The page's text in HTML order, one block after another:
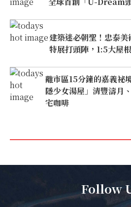
建築迷必朝聖！忠泰
特展打頭陣，1:5大屋
離市區15分鐘的嘉義祕
隱少女湯屋」清豐濤月
宅咖啡
Follow